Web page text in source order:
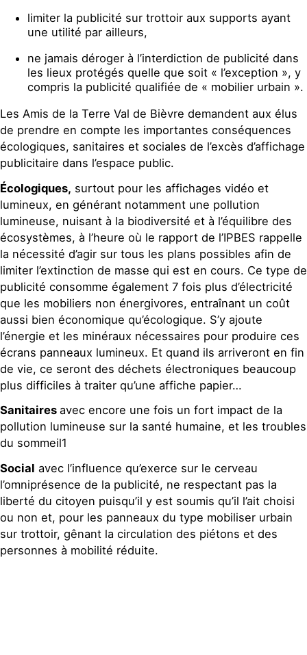
limiter la publicité sur trottoir aux supports ayant
une utilité par ailleurs,
ne jamais déroger à l’interdiction de publicité dans
les lieux protégés quelle que soit « l’exception », y
compris la publicité qualifiée de « mobilier urbain ».
Les Amis de la Terre Val de Bièvre demandent aux élus
de prendre en compte les importantes conséquences
écologiques, sanitaires et sociales de l’excès d’affichage
publicitaire dans l’espace public.
Écologiques, surtout pour les affichages vidéo et
lumineux, en générant notamment une pollution
lumineuse, nuisant à la biodiversité et à l’équilibre des
écosystèmes, à l’heure où le rapport de l’IPBES rappelle
la nécessité d’agir sur tous les plans possibles afin de
limiter l’extinction de masse qui est en cours. Ce type de
publicité consomme également 7 fois plus d’électricité
que les mobiliers non énergivores, entraînant un coût
aussi bien économique qu’écologique. S’y ajoute
l’énergie et les minéraux nécessaires pour produire ces
écrans panneaux lumineux. Et quand ils arriveront en fin
de vie, ce seront des déchets électroniques beaucoup
plus difficiles à traiter qu’une affiche papier…
Sanitaires avec encore une fois un fort impact de la
pollution lumineuse sur la santé humaine, et les troubles
du sommeil1
Social avec l’influence qu’exerce sur le cerveau
l’omniprésence de la publicité, ne respectant pas la
liberté du citoyen puisqu’il y est soumis qu’il l’ait choisi
ou non et, pour les panneaux du type mobiliser urbain
sur trottoir, gênant la circulation des piétons et des
personnes à mobilité réduite.